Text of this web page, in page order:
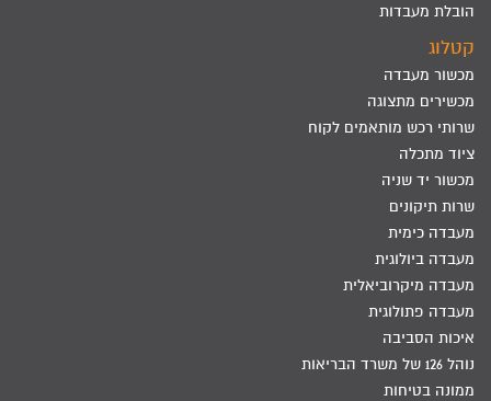
הובלת מעבדות
קטלוג
מכשור מעבדה
מכשירים מתצוגה
שרותי רכש מותאמים לקוח
ציוד מתכלה
מכשור יד שניה
שרות תיקונים
מעבדה כימית
מעבדה ביולוגית
מעבדה מיקרוביאלית
מעבדה פתולוגית
איכות הסביבה
נוהל 126 של משרד הבריאות
ממונה בטיחות